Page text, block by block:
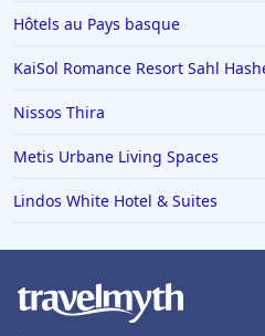
Hôtels au Pays basque
KaiSol Romance Resort Sahl
Nissos Thira
Metis Urbane Living Spaces
Lindos White Hotel & Suites